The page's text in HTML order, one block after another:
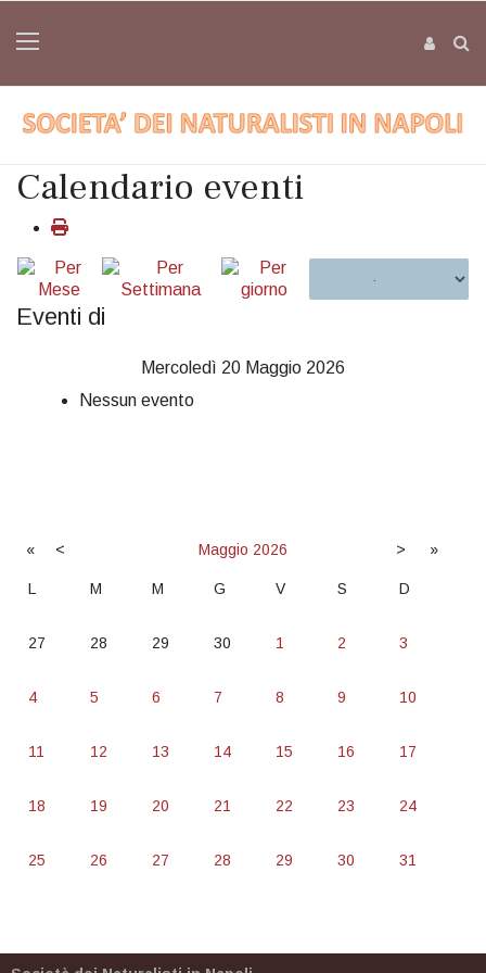
Calendario eventi
Eventi di
Mercoledì 20 Maggio 2026
Nessun evento
« < Maggio 2026 > »
L M M G V S D
27 28 29 30 1 2 3
4 5 6 7 8 9 10
11 12 13 14 15 16 17
18 19 20 21 22 23 24
25 26 27 28 29 30 31